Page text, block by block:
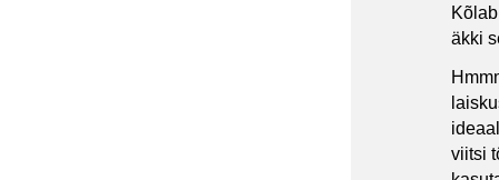
äkki
viitsi